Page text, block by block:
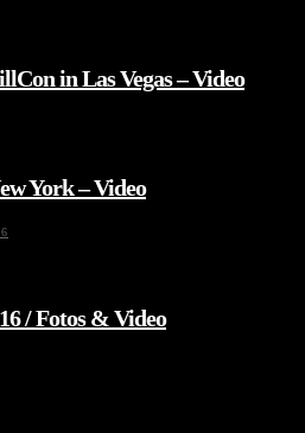
in Las Vegas – Video
York – Video
/ Fotos & Video